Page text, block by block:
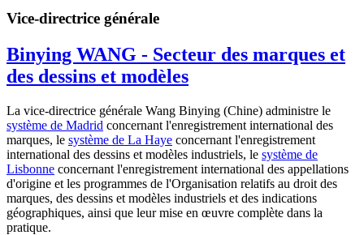
Vice-directrice générale
Binying WANG - Secteur des marques et
des dessins et modèles
La vice-directrice générale Wang Binying (Chine) administre le
système de Madrid concernant l'enregistrement international des
marques, le système de La Haye concernant l'enregistrement
international des dessins et modèles industriels, le système de
Lisbonne concernant l'enregistrement international des appellations
d'origine et les programmes de l'Organisation relatifs au droit des
marques, des dessins et modèles industriels et des indications
géographiques, ainsi que leur mise en œuvre complète dans la
pratique.